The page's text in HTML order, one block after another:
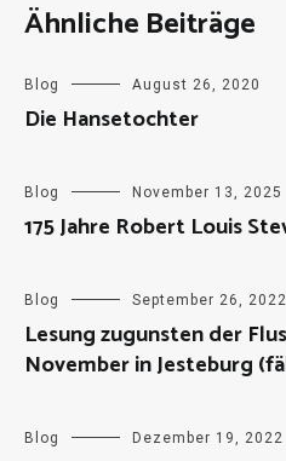
Ähnliche Beiträge
Blog August 26, 2020
Die Hansetochter
Blog November 13, 2025
175 Jahre Robert Louis
Blog September 26, 2022
Lesung zugunsten der
November in Jesteburg
Blog Dezember 19, 2022